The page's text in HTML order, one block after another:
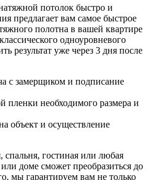
потолок быстро и
предлагает вам самое быстрое
полотна в вашей квартире
одноуровневого
результат уже через 3 дня после
с замерщиком и подписание
пленки необходимого размера и
объект и осуществление
спальня, гостиная или любая
доме сможет преобразиться до
мы гарантируем вам не только